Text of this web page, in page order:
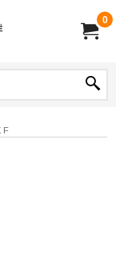
0
F